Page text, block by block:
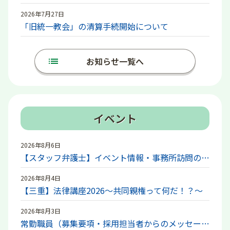
2026年7月27日
「旧統一教会」の清算手続開始について
list お知らせ一覧へ
イベント
2026年8月6日
【スタッフ弁護士】イベント情報・事務所訪問のご案内
2026年8月4日
【三重】法律講座2026～共同親権って何だ！？～
2026年8月3日
常勤職員（募集要項・採用担当者からのメッセージ）